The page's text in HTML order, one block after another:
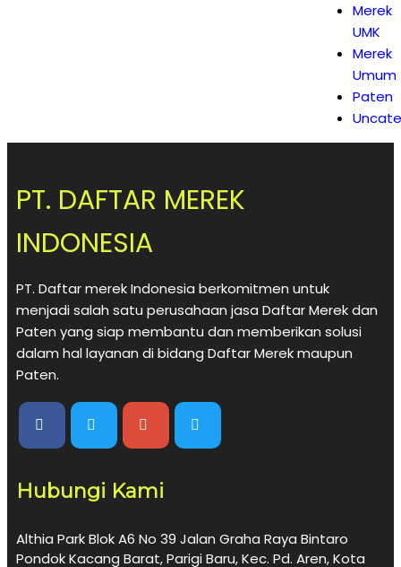
Merek
UMK
Merek
Umum
Paten
PT. DAFTAR MEREK
INDONESIA
PT. Daftar merek Indonesia berkomitmen untuk
menjadi salah satu perusahaan jasa Daftar Merek dan
Paten yang siap membantu dan memberikan solusi
dalam hal layanan di bidang Daftar Merek maupun
Paten.
Hubungi Kami
Althia Park Blok A6 No 39 Jalan Graha Raya Bintaro
Pondok Kacang Barat, Parigi Baru, Kec. Pd. Aren, Kota